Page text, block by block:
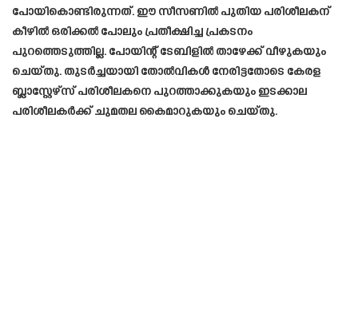
പോയികൊണ്ടിരുന്നത്. ഈ സീസണിൽ പുതിയ പരിശീലകന്
കീഴിൽ ഒരിക്കൽ പോലും പ്രതീക്ഷിച്ച പ്രകടനം
പുറത്തെടുത്തില്ല. പോയിന്റ് ടേബിളിൽ താഴേക്ക് വീഴുകയും
ചെയ്തു. തുടർച്ചയായി തോൽവികൾ നേരിട്ടതോടെ കേരള
ബ്ലാസ്റ്റേഴ്‌സ് പരിശീലകനെ പുറത്താക്കുകയും ഇടക്കാല
പരിശീലകർക്ക് ചുമതല കൈമാറുകയും ചെയ്തു.